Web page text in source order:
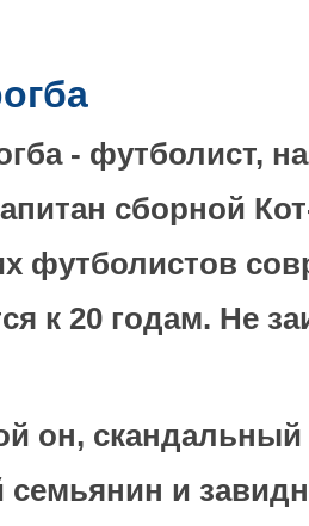
- футболист,
сборной
футболистов
к 20 годам. Не
он, скандальный
и